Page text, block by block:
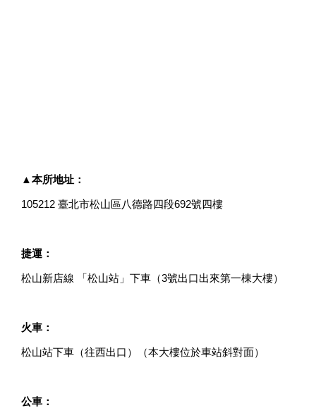
▲本所地址：
105212 臺北市松山區八德路四段692號四樓
捷運：
松山新店線 「松山站」下車（3號出口出來第一棟大樓）
火車：
松山站下車（往西出口）（本大樓位於車站斜對面）
公車：